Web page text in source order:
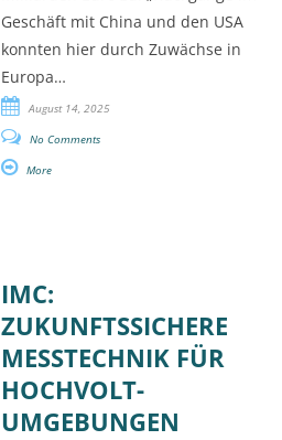
Geschäft mit China und den USA
konnten hier durch Zuwächse in
Europa…
August 14, 2025
No Comments
More
IMC:
ZUKUNFTSSICHERE
MESSTECHNIK FÜR
HOCHVOLT-
UMGEBUNGEN